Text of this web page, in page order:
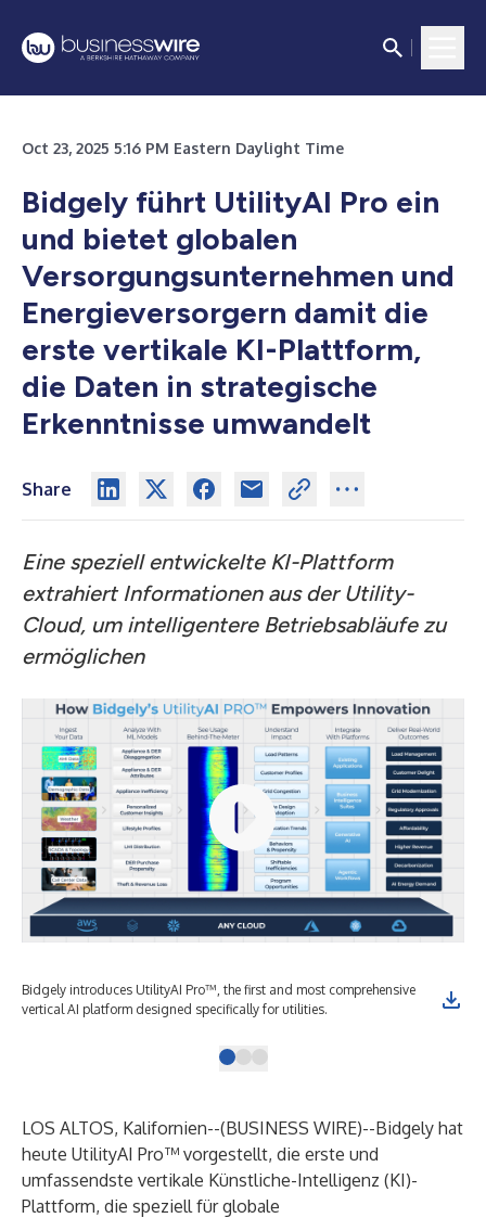
Oct 23, 2025 5:16 PM Eastern Daylight Time
Bidgely führt UtilityAI Pro ein
und bietet globalen
Versorgungsunternehmen und
Energieversorgern damit die
erste vertikale KI-Plattform,
die Daten in strategische
Erkenntnisse umwandelt
Share
Eine speziell entwickelte KI-Plattform
extrahiert Informationen aus der Utility-
Cloud, um intelligentere Betriebsabläufe zu
ermöglichen
Bidgely introduces UtilityAI Pro™, the first and most comprehensive
vertical AI platform designed specifically for utilities.
LOS ALTOS, Kalifornien--(BUSINESS WIRE)--Bidgely hat
heute UtilityAI Pro™ vorgestellt, die erste und
umfassendste vertikale Künstliche-Intelligenz (KI)-
Plattform, die speziell für globale